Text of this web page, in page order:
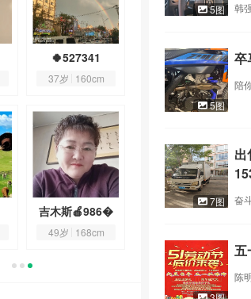
🍀527341
37岁 160cm
吉木斯🍎986�
49岁 168cm
上上签988298
34岁 167cm
又困了🐑
5图 韩
5图
卒
陪
7图
出
奋
五
陈